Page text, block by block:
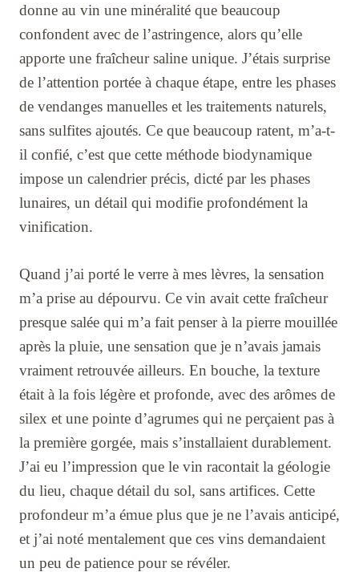
donne au vin une minéralité que beaucoup
confondent avec de l’astringence, alors qu’elle
apporte une fraîcheur saline unique. J’étais surprise
de l’attention portée à chaque étape, entre les phases
de vendanges manuelles et les traitements naturels,
sans sulfites ajoutés. Ce que beaucoup ratent, m’a-t-
il confié, c’est que cette méthode biodynamique
impose un calendrier précis, dicté par les phases
lunaires, un détail qui modifie profondément la
vinification.
Quand j’ai porté le verre à mes lèvres, la sensation
m’a prise au dépourvu. Ce vin avait cette fraîcheur
presque salée qui m’a fait penser à la pierre mouillée
après la pluie, une sensation que je n’avais jamais
vraiment retrouvée ailleurs. En bouche, la texture
était à la fois légère et profonde, avec des arômes de
silex et une pointe d’agrumes qui ne perçaient pas à
la première gorgée, mais s’installaient durablement.
J’ai eu l’impression que le vin racontait la géologie
du lieu, chaque détail du sol, sans artifices. Cette
profondeur m’a émue plus que je ne l’avais anticipé,
et j’ai noté mentalement que ces vins demandaient
un peu de patience pour se révéler.